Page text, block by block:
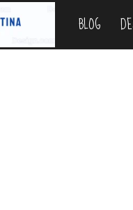
Argentina
BLOG